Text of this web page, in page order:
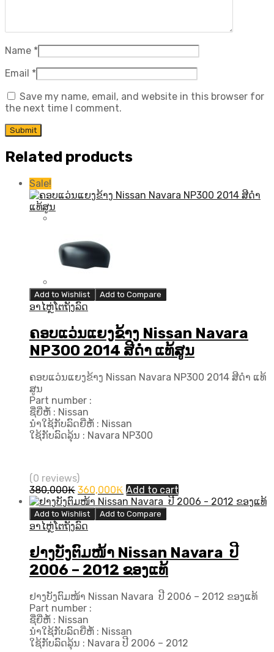
Name *
Email *
Save my name, email, and website in this browser for
the next time I comment.
Related products
Sale!
Add to Wishlist Add to Compare
ອາໄຫຼ່ໂຕຖັງລົດ
ຄອບແວ່ນແຍງຂ້າງ Nissan Navara
NP300 2014 ສີດຳ ແທ້ສູນ
ຄອບແວ່ນແຍງຂ້າງ Nissan Navara NP300 2014 ສີດຳ ແທ້
ສູນ
Part number :
ຊື່ຍີ່ຫໍ້ : Nissan
ນຳໃຊ້ກັບລົດຍີ່ຫໍ້ : Nissan
ໃຊ້ກັບລົດລຸ້ນ : Navara NP300
(0 reviews)
380,000₭ Original
price
was:
380,000₭.
360,000₭ Current
price
is:
360,000₭.
Add to cart
Add to Wishlist Add to Compare
ອາໄຫຼ່ໂຕຖັງລົດ
ຢາງບັງຕົມໜ້າ Nissan Navara ປີ
2006 – 2012 ຂອງແທ້
ຢາງບັງຕົມໜ້າ Nissan Navara ປີ 2006 – 2012 ຂອງແທ້
Part number :
ຊື່ຍີ່ຫໍ້ : Nissan
ນຳໃຊ້ກັບລົດຍີ່ຫໍ້ : Nissan
ໃຊ້ກັບລົດລຸ້ນ : Navara ປີ​ 2006 – 2012